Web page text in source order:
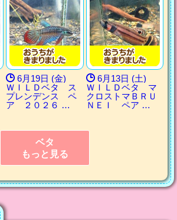
6月19日 (金)
ＷＩＬＤベタ ス
プレンデンス ペ
ア ２０２６ …
6月13日 (土)
ＷＩＬＤベタ マ
クロストマＢＲＵ
ＮＥＩ ペア …
ベタ
もっと見る